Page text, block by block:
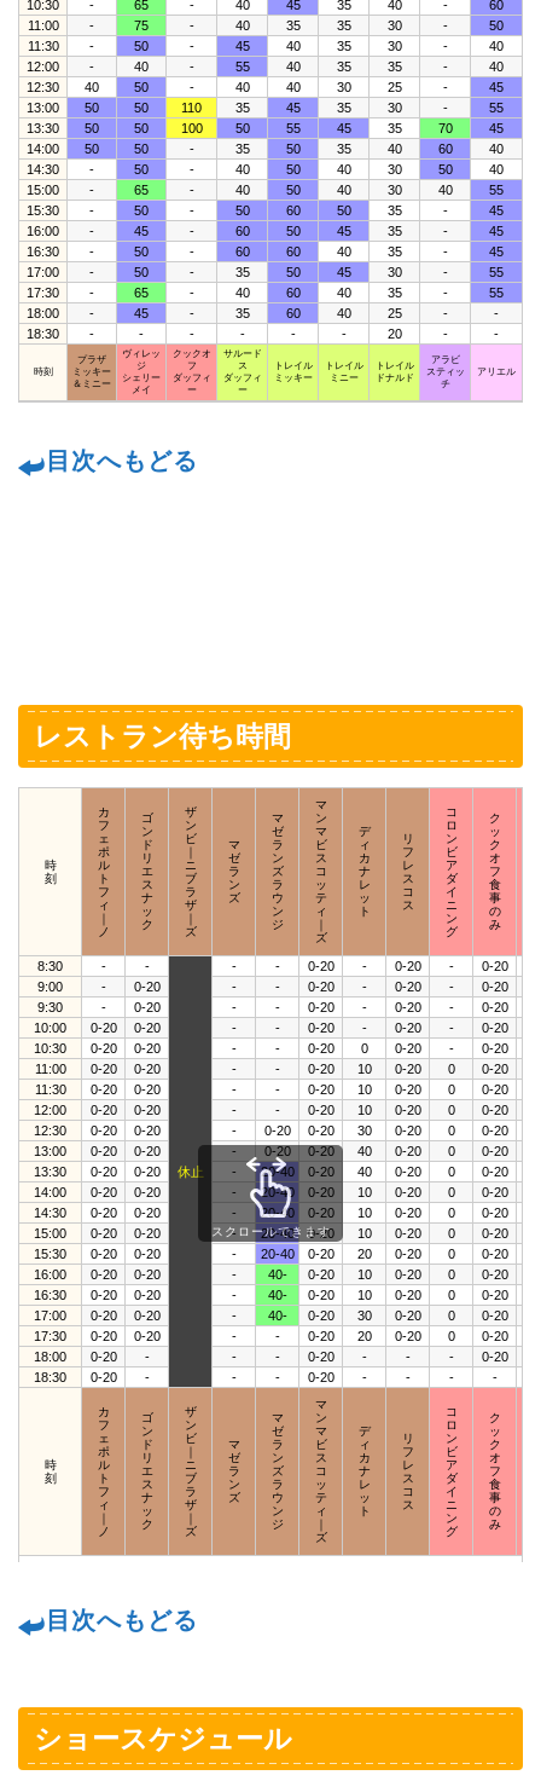
10:30 - 65 - 40 45 35 40 -
60
11:00
- 75 - 40 35 35 30 -
50
11:30
- 50 - 45 40 35 30 -
40
12:00
- 40 - 55 40 35 35 -
40
12:30
40 50 - 40 40 30 25 -
45
13:00
50 50 110 35 45 35 30 -
55
13:30
50 50 100 50 55 45 35 70
45
14:00
50 50 - 35 50 35 40 60
40
14:30
- 50 - 40 50 40 30 50
40
15:00
- 65 - 40 50 40 30 40
55
15:30
- 50 - 50 60 50 35 -
45
16:00
- 45 - 60 50 45 35 -
45
16:30
- 50 - 60 60 40 35 -
45
17:00
- 50 - 35 50 45 30 -
55
17:30
- 65 - 40 60 40 35 -
55
18:00
- 45 - 35 60 40 25 -
-
18:30
- - - - - - 20 - -
時刻
プラザ
ミッキー
＆ミニー
ヴィレッ
ジ
シェリー
メイ
クックオ
フ
ダッフィ
ー
サルード
ス
ダッフィ
ー
トレイル
ミッキー
トレイル
ミニー
トレイル
ドナルド
アラビ
スティッ
チ
アリエル
目次へもどる
レストラン待ち時間
時
刻
カ
フ
ェ
ポ
ル
ト
フ
ィ
｜
ノ
ゴ
ン
ド
リ
エ
ス
ナ
ッ
ク
ザ
ン
ビ
｜
ニ
ブ
ラ
ザ
｜
ズ
マ
ゼ
ラ
ン
ズ
マ
ゼ
ラ
ン
ズ
ラ
ウ
ン
ジ
マ
ン
マ
ビ
ス
コ
ッ
テ
ィ
｜
ズ
デ
ィ
カ
ナ
レ
ッ
ト
リ
フ
レ
ス
コ
ス
コ
ロ
ン
ビ
ア
ダ
イ
ニ
ン
グ
ク
ッ
ク
オ
フ
食
事
の
み
8:30 - -
休止
- - 0-20 - 0-20 - 0-20
9:00
- 0-20 - - 0-20 - 0-20 - 0-20
9:30
- 0-20 - - 0-20 - 0-20 - 0-20
10:00
0-20 0-20 - - 0-20 - 0-20 - 0-20
10:30
0-20 0-20 - - 0-20 0 0-20 - 0-20
11:00
0-20 0-20 - - 0-20 10 0-20 0 0-20
11:30
0-20 0-20 - - 0-20 10 0-20 0 0-20
12:00
0-20 0-20 - - 0-20 10 0-20 0 0-20
12:30
0-20 0-20 - 0-20 0-20 30 0-20 0 0-20
13:00
0-20 0-20 - 0-20 0-20 40 0-20 0 0-20
13:30
0-20 0-20 - 20-40 0-20 40 0-20 0 0-20
14:00
0-20 0-20 - 20-40 0-20 10 0-20 0 0-20
14:30
0-20 0-20 - 20-40 0-20 10 0-20 0 0-20
15:00
0-20 0-20 - 20-40 0-20 10 0-20 0 0-20
15:30
0-20 0-20 - 20-40 0-20 20 0-20 0 0-20
16:00
0-20 0-20 - 40- 0-20 10 0-20 0 0-20
16:30
0-20 0-20 - 40- 0-20 10 0-20 0 0-20
17:00
0-20 0-20 - 40- 0-20 30 0-20 0 0-20
17:30
0-20 0-20 - - 0-20 20 0-20 0 0-20
18:00
0-20 - - - 0-20 - - - 0-20
18:30
0-20 - - - 0-20 - - - -
時
刻
カ
フ
ェ
ポ
ル
ト
フ
ィ
｜
ノ
ゴ
ン
ド
リ
エ
ス
ナ
ッ
ク
ザ
ン
ビ
｜
ニ
ブ
ラ
ザ
｜
ズ
マ
ゼ
ラ
ン
ズ
マ
ゼ
ラ
ン
ズ
ラ
ウ
ン
ジ
マ
ン
マ
ビ
ス
コ
ッ
テ
ィ
｜
ズ
デ
ィ
カ
ナ
レ
ッ
ト
リ
フ
レ
ス
コ
ス
コ
ロ
ン
ビ
ア
ダ
イ
ニ
ン
グ
ク
ッ
ク
オ
フ
食
事
の
み
スクロールできます
目次へもどる
ショースケジュール